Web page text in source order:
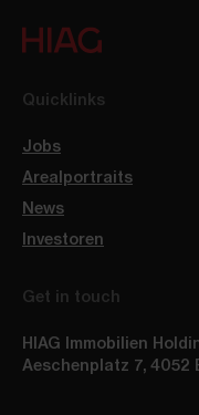
Quicklinks
Jobs
Arealportraits
News
Investoren
Get in touch
HIAG Immobilien
Aeschenplatz 7, 4052